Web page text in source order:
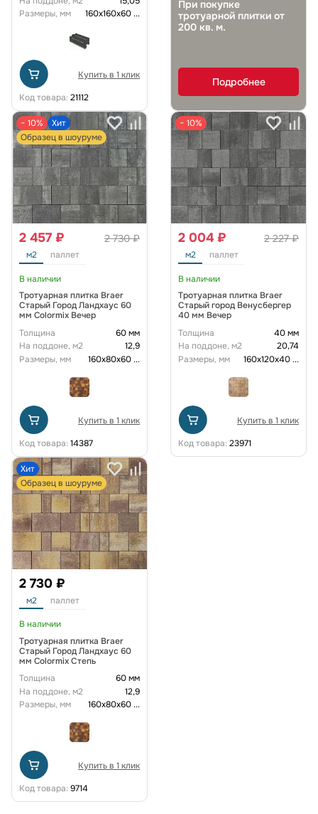
Размеры, мм
160х160х60...
Купить в 1 клик
Код товара: 21112
При покупке
тротуарной плитки от
200 кв. м.
Подробнее
− 10%
Хит
Образец в шоуруме
2 730 ₽
2 457 ₽
м2 паллет
В наличии
Тротуарная плитка Braer
Старый Город Ландхаус 60
мм Colormix Вечер
Толщина
60 мм
На поддоне, м2
12,9
Размеры, мм
160х80х60...
Купить в 1 клик
Код товара: 14387
− 10%
2 227 ₽
2 004 ₽
м2 паллет
В наличии
Тротуарная плитка Braer
Старый город Венусбергер
40 мм Вечер
Толщина
40 мм
На поддоне, м2
20,74
Размеры, мм
160х120х40...
Купить в 1 клик
Код товара: 23971
Хит
Образец в шоуруме
2 730 ₽
м2 паллет
В наличии
Тротуарная плитка Braer
Старый Город Ландхаус 60
мм Colormix Степь
Толщина
60 мм
На поддоне, м2
12,9
Размеры, мм
160х80х60...
Купить в 1 клик
Код товара: 9714